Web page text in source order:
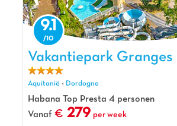
Er hangt een magische sfeer op
vakantiepark midden in het bos.
geeft uitzicht op het grote
op slechts op 10 minuten. Fan van
Dan is vakantiepark Palombière the
Pluspunten
Verwarmd overdekt zwembad
Waterglijbanen
Vakantiepark Granges, Vakantiepark
9.1
Vakantiepark Granges
Aquitanië - Dordogne
Habana Top Presta 4 personen
Vanaf
279 per week